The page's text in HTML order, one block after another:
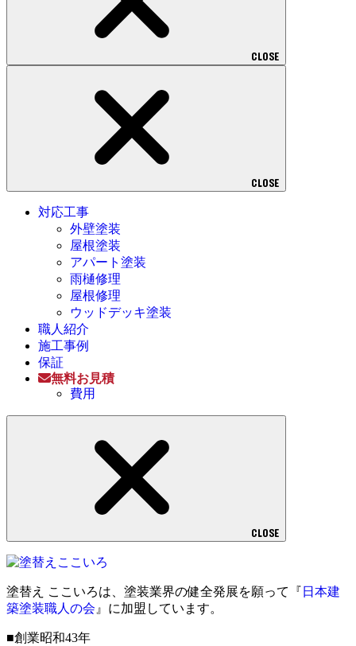
CLOSE
CLOSE
対応工事
外壁塗装
屋根塗装
アパート塗装
雨樋修理
屋根修理
ウッドデッキ塗装
職人紹介
施工事例
保証
無料お見積
費用
CLOSE
塗替え ここいろは、塗装業界の健全発展を願って『 日本建
築塗装職人の会 』に加盟しています。
■創業昭和43年